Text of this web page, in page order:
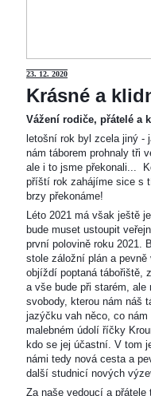
23. 12. 2020
Krásné a
Vážení rodiče, přátelé a
letošní rok byl zcela jiný -
nám táborem prohnaly tři
ale i to jsme překonali...
příští rok zahájíme sice s
brzy překonáme!
Léto 2021 má však ještě
bude muset ustoupit
první polovině roku 2021.
stole záložní plán a
objíždí poptaná tábořiště,
a vše bude při starém,
svobody, kterou nám náš
jazýčku vah něco, co
malebném údolí říčky
kdo se jej účastní. V tom
námi tedy nová cesta a
další studnicí nových
Za naše vedoucí a